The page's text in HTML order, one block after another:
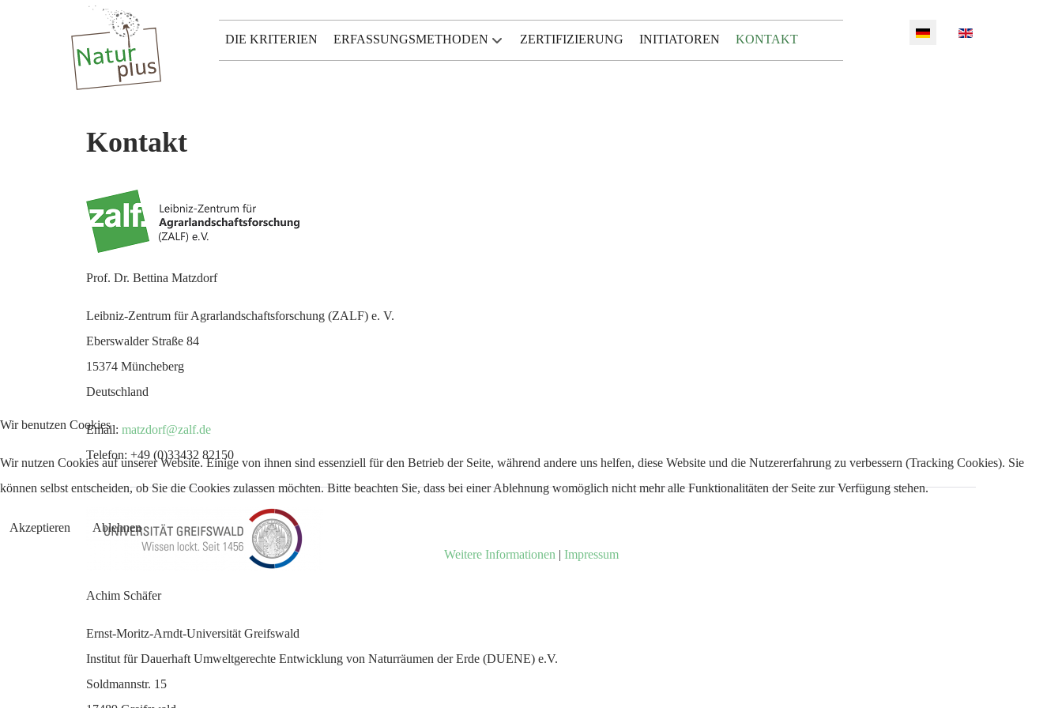
DIE KRITERIEN ERFASSUNGSMETHODEN ZERTIFIZIERUNG INITIATOREN KONTAKT
Sprache auswählen
Kontakt
Prof. Dr. Bettina Matzdorf
Leibniz-Zentrum für Agrarlandschaftsforschung (ZALF) e. V.
Eberswalder Straße 84
15374 Müncheberg
Deutschland
Email: matzdorf@zalf.de
Telefon: +49 (0)33432 82150
Achim Schäfer
Ernst-Moritz-Arndt-Universität Greifswald
Institut für Dauerhaft Umweltgerechte Entwicklung von Naturräumen der Erde (DUENE) e.V.
Soldmannstr. 15
Wir benutzen Cookies
Wir nutzen Cookies auf unserer Website. Einige von ihnen sind essenziell für den Betrieb der Seite, während andere uns helfen, diese Website und die Nutzererfahrung zu verbessern (Tracking Cookies). Sie
können selbst entscheiden, ob Sie die Cookies zulassen möchten. Bitte beachten Sie, dass bei einer Ablehnung womöglich nicht mehr alle Funktionalitäten der Seite zur Verfügung stehen.
Akzeptieren
Ablehnen
Weitere Informationen | Impressum